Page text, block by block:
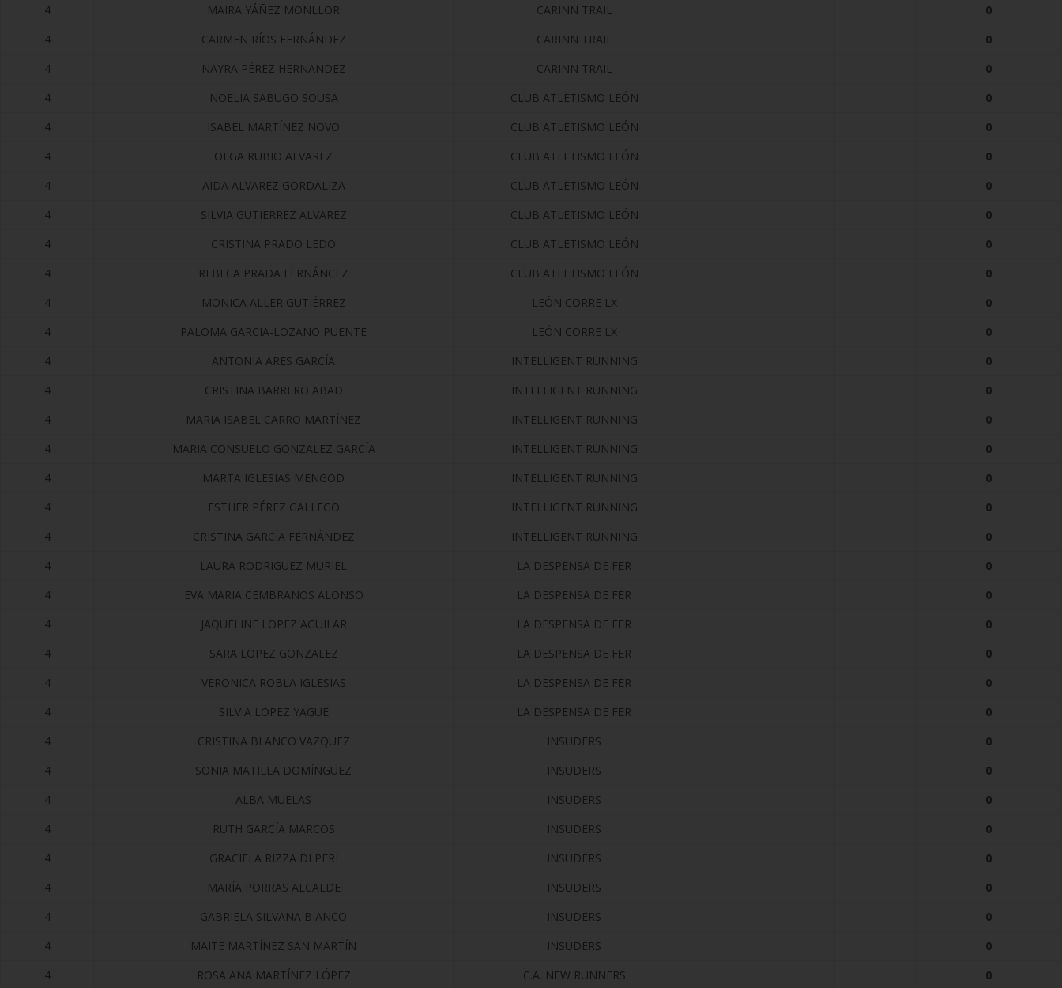
4
MAIRA YÁÑEZ MONLLOR CARINN TRAIL
0
4
CARMEN RÍOS FERNÁNDEZ CARINN TRAIL
0
4
NAYRA PÉREZ HERNANDEZ CARINN TRAIL
0
4
NOELIA SABUGO SOUSA CLUB ATLETISMO LEÓN
0
4
ISABEL MARTÍNEZ NOVO CLUB ATLETISMO LEÓN
0
4
OLGA RUBIO ALVAREZ CLUB ATLETISMO LEÓN
0
4
AIDA ALVAREZ GORDALIZA CLUB ATLETISMO LEÓN
0
4
SILVIA GUTIERREZ ALVAREZ CLUB ATLETISMO LEÓN
0
4
CRISTINA PRADO LEDO CLUB ATLETISMO LEÓN
0
4
REBECA PRADA FERNÁNCEZ CLUB ATLETISMO LEÓN
0
4
MONICA ALLER GUTIÉRREZ LEÓN CORRE LX
0
4
PALOMA GARCIA-LOZANO PUENTE LEÓN CORRE LX
0
4
ANTONIA ARES GARCÍA INTELLIGENT RUNNING
0
4
CRISTINA BARRERO ABAD INTELLIGENT RUNNING
0
4
MARIA ISABEL CARRO MARTÍNEZ INTELLIGENT RUNNING
0
4
MARIA CONSUELO GONZALEZ GARCÍA INTELLIGENT RUNNING
0
4
MARTA IGLESIAS MENGOD INTELLIGENT RUNNING
0
4
ESTHER PÉREZ GALLEGO INTELLIGENT RUNNING
0
4
CRISTINA GARCÍA FERNÁNDEZ INTELLIGENT RUNNING
0
4
LAURA RODRIGUEZ MURIEL LA DESPENSA DE FER
0
4
EVA MARIA CEMBRANOS ALONSO LA DESPENSA DE FER
0
4
JAQUELINE LOPEZ AGUILAR LA DESPENSA DE FER
0
4
SARA LOPEZ GONZALEZ LA DESPENSA DE FER
0
4
VERONICA ROBLA IGLESIAS LA DESPENSA DE FER
0
4
SILVIA LOPEZ YAGUE LA DESPENSA DE FER
0
4
CRISTINA BLANCO VAZQUEZ INSUDERS
0
4
SONIA MATILLA DOMÍNGUEZ INSUDERS
0
4
ALBA MUELAS INSUDERS
0
4
RUTH GARCÍA MARCOS INSUDERS
0
4
GRACIELA RIZZA DI PERI INSUDERS
0
4
MARÍA PORRAS ALCALDE INSUDERS
0
4
GABRIELA SILVANA BIANCO INSUDERS
0
4
MAITE MARTÍNEZ SAN MARTÍN INSUDERS
0
4
ROSA ANA MARTÍNEZ LÓPEZ C.A. NEW RUNNERS
0